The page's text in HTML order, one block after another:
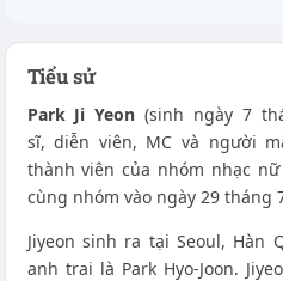
Tiểu sử
Park Ji Yeon (sinh ngày 7
sĩ, diễn viên, MC và người
thành viên của nhóm nhạc
cùng nhóm vào ngày 29 tháng
Jiyeon sinh ra tại Seoul, Hàn
anh trai là Park Hyo-Joon.